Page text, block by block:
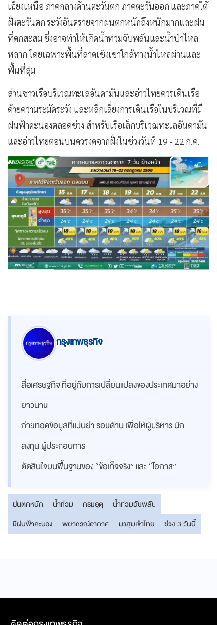
เฉียงเหนือ ภาคกลางด้านตะวันตก ภาคตะวันออก และภาคใต้
ฝั่งตะวันตก ระวังอันตรายจากฝนตกหนักถึงหนักมากและฝน
ที่ตกสะสม ซึ่งอาจทำให้เกิดน้ำท่วมฉับพลันและน้ำป่าไหล
หลาก โดยเฉพาะพื้นที่ลาดเชิงเขาใกล้ทางน้ำไหลผ่านและ
พื้นที่ลุ่ม
ส่วนชาวเรือบริเวณทะเลอันดามันและอ่าวไทยควรเดินเรือ
ด้วยความระมัดระวัง และหลีกเลี่ยงการเดินเรือในบริเวณที่มี
ฝนฟ้าคะนองตลอดช่วง สำหรับเรือเล็กบริเวณทะเลอันดามัน
และอ่าวไทยตอนบนควรงดจากฝั่งในช่วงวันที่ 19 - 22 ก.ค.
กรุงเทพธุรกิจ
สื่อเศรษฐกิจ ที่อยู่กับการเปลี่ยนแปลงของประเทศมาอย่าง
ยาวนาน
ถ่ายทอดข้อมูลที่แม่นยำ รอบด้าน เพื่อให้ผู้บริหาร นัก
ลงทุน ผู้ประกอบการ
ตัดสินใจบนพื้นฐานของ “ข้อเท็จจริง” และ “โอกาส”
ฝนตกหนัก น้ำท่วม กรมอุตุ
น้ำท่วมฉับพลัน
มีฝนฟ้าคะนอง
พยากรณ์อากาศ มรสุมเข้าไทย ช่วง 3 วันนี้